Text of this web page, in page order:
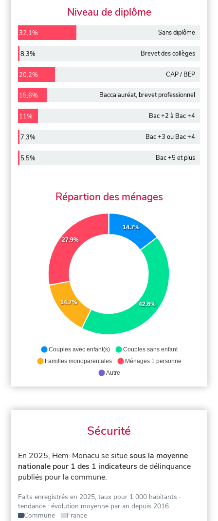
Niveau de diplôme
32,1% Sans diplôme
8,3% Brevet des collèges
20,2% CAP / BEP
15,6% Baccalauréat, brevet professionnel
11% Bac +2 à Bac +4
7,3% Bac +3 ou Bac +4
5,5% Bac +5 et plus
Répartion des ménages
14.7%
42.6%
14.7%
27.9%
Couples avec enfant(s)
Couples sans enfant
Familles monoparentales
Ménages 1 personne
Autre
Sécurité
En 2025, Hem-Monacu se situesous la moyenne
nationale pour 1 des 1 indicateurs de délinquance
publiés pour la commune.
Faits enregistrés en 2025, taux pour 1 000 habitants ·
tendance : évolution moyenne par an depuis 2016
Commune
France